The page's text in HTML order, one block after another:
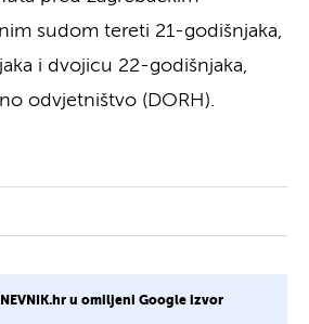
sudom tereti 21-godišnjaka,
i dvojicu 22-godišnjaka,
odvjetništvo (DORH).
u omiljeni Google izvor